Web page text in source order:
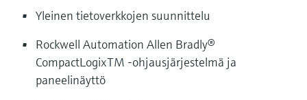
Yleinen tietoverkkojen suunnittelu
Rockwell Automation Allen Bradly®
CompactLogixTM -ohjausjärjestelmä ja
paneelinäyttö